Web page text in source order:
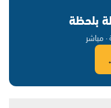
بلحظة
· مباشر